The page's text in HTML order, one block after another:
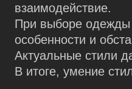
взаимодействие.
При выборе одежды
особенности и
Актуальные стили
В итоге, умение